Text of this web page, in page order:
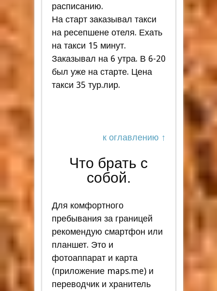
расписанию.
На старт заказывал такси
на ресепшене отеля. Ехать
на такси 15 минут.
Заказывал на 6 утра. В 6-20
был уже на старте. Цена
такси 35 тур.лир.
к оглавлению ↑
Что брать с
собой.
Для комфортного
пребывания за границей
рекомендую смартфон или
планшет. Это и
фотоаппарат и карта
(приложение maps.me) и
переводчик и хранитель